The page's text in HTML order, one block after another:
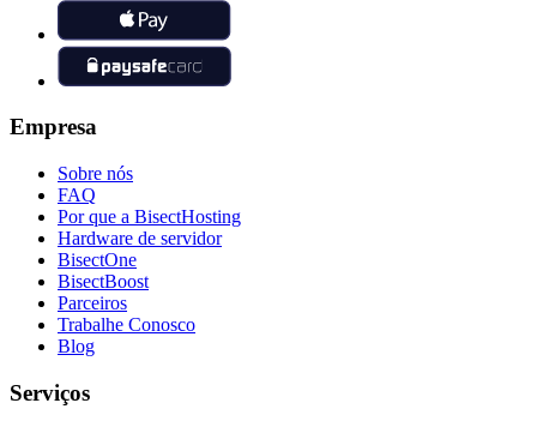
Empresa
Sobre nós
FAQ
Por que a BisectHosting
Hardware de servidor
BisectOne
BisectBoost
Parceiros
Trabalhe Conosco
Blog
Serviços